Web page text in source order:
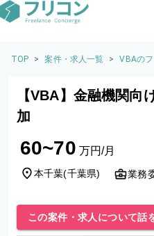
TOP > 案件・求人一覧 > VBAの
【VBA】金融機関向
加
60~70 万円/月
本千葉(千葉県) 業務
この案件・求人について話